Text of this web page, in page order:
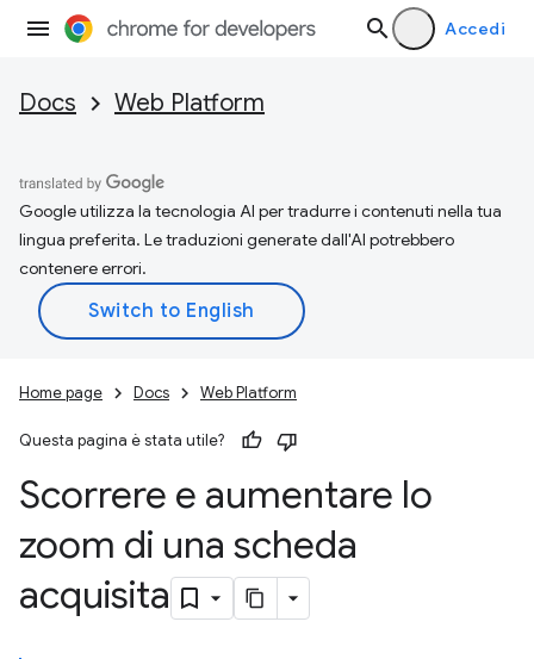
Accedi
Docs Web Platform
Google utilizza la tecnologia AI per tradurre i contenuti nella tua
lingua preferita. Le traduzioni generate dall'AI potrebbero
contenere errori.
Home page Docs Web Platform
Questa pagina è stata utile?
Scorrere e aumentare lo
zoom di una scheda
acquisita